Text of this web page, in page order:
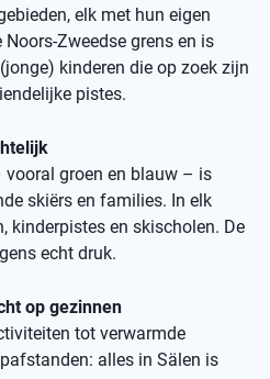
elk met hun eigen
Zweedse grens en is
kinderen die op zoek zijn
pistes.
groen en blauw – is
skiërs en families. In elk
kinderpistes en skischolen. De
echt druk.
op gezinnen
tot verwarmde
alles in Sälen is